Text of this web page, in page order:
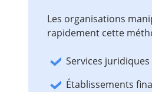
Les organisations
rapidement cette
Services
Établissements